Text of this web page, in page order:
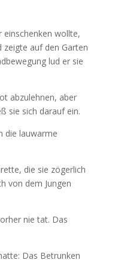
einschenken wollte,
zeigte auf den Garten
lud er sie
abzulehnen, aber
sie sich darauf ein.
die lauwarme
die sie zögerlich
von dem Jungen
nie tat. Das
Das Betrunken